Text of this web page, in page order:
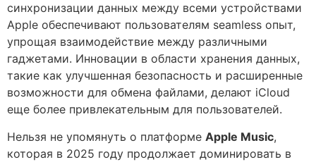
синхронизации данных между всеми устройствами
Apple обеспечивают пользователям seamless опыт,
упрощая взаимодействие между различными
гаджетами. Инновации в области хранения данных,
такие как улучшенная безопасность и расширенные
возможности для обмена файлами, делают iCloud
еще более привлекательным для пользователей.
Нельзя не упомянуть о платформе Apple Music,
которая в 2025 году продолжает доминировать в